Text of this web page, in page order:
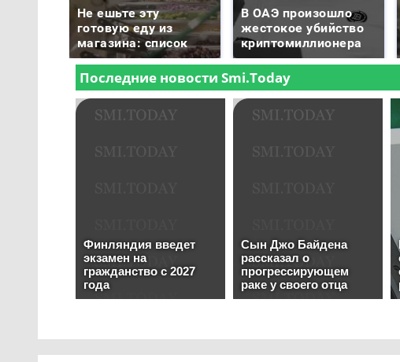
Не ешьте эту
готовую еду из
магазина: список
В ОАЭ произошло
жестокое убийство
криптомиллионера